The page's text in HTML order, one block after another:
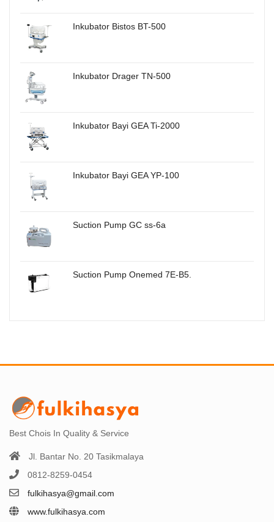
Inkubator Bistos BT-500
Inkubator Drager TN-500
Inkubator Bayi GEA Ti-2000
Inkubator Bayi GEA YP-100
Suction Pump GC ss-6a
Suction Pump Onemed 7E-B5.
Best Chois In Quality & Service
Jl. Bantar No. 20 Tasikmalaya
0812-8259-0454
fulkihasya@gmail.com
www.fulkihasya.com